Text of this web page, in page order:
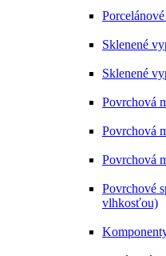
Sklenené
Sklenené
Povrchová
Povrchová
Povrchová
Povrchové
vlhkosťou)